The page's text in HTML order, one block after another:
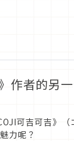
作者的另
可吉可吉》
力呢？